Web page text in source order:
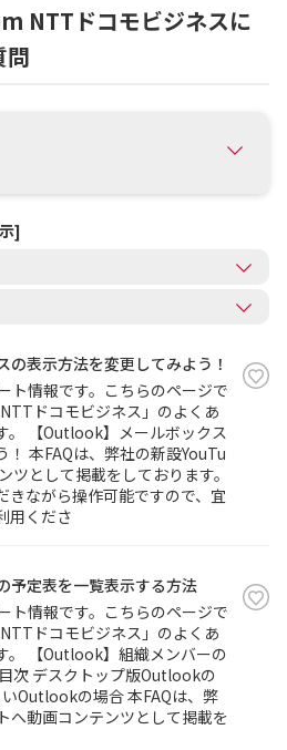
NTTドコモビジネスに
問
]
の表示方法を変更してみよう！
ト情報です。こちらのページで
ドコモビジネス」のよくあ
。 【Outlook】メールボックス
本FAQは、弊社の新設YouTu
として掲載をしております。
きながら操作可能ですので、宜
用くださ
予定表を一覧表示する方法
ト情報です。こちらのページで
ドコモビジネス」のよくあ
。 【Outlook】組織メンバーの
次 デスクトップ版Outlookの
Outlookの場合 本FAQは、弊
へ動画コンテンツとして掲載を